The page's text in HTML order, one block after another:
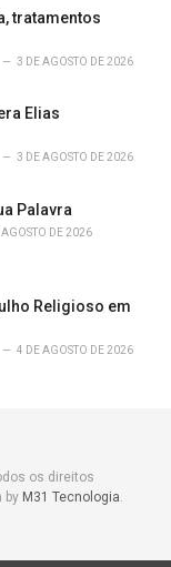
tratamentos
3 DE AGOSTO DE 2026
Elias
3 DE AGOSTO DE 2026
Palavra
AGOSTO DE 2026
Religioso em
4 DE AGOSTO DE 2026
os direitos
by M31 Tecnologia.